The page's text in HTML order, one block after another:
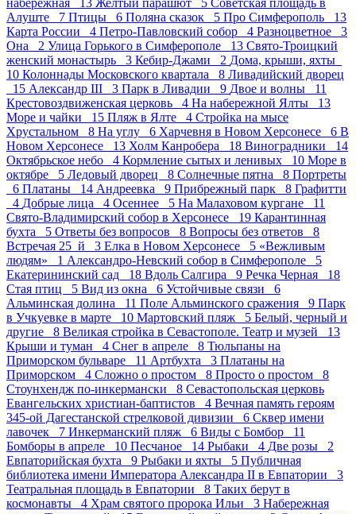
Алуште 7 Птицы 6 Поляна сказок 5 Про Симферополь 13
Карта России 4 Петро-Павловский собор 4 Разноцветное 3
Она 2 Улица Горького в Симферополе 13 Свято-Троицкий
женский монастырь 3 Кебир-Джами 2 Дома, крыши, яхты
10 Колоннады Московского квартала 8 Ливадийский дворец
15 Александр III 3 Парк в Ливадии 9 Двое и волны 11
Крестовоздвиженская церковь 4 На набережной Ялты 13
Море и чайки 15 Пляж в Ялте 4 Стройка на мысе
Хрустальном 8 На углу 6 Харчевня в Новом Херсонесе 6 В
Новом Херсонесе 13 Холм Канробера 18 Виноградники 14
Октябрьское небо 4 Кормление сытых и ленивых 10 Море в
октябре 5 Ледовый дворец 8 Солнечные пятна 8 Портреты
6 Платаны 14 Андреевка 9 Прибрежный парк 8 Графитти
4 Добрые лица 4 Осеннее 5 На Малаховом кургане 11
Свято-Владимирский собор в Херсонесе 19 Карантинная
бухта 5 Ответы без вопросов 8 Вопросы без ответов 8
Встречая 25_й 3 Елка в Новом Херсонесе 5 «Вежливым
людям» 1 Александро-Невский собор в Симферополе 5
Екатерининский сад 18 Вдоль Салгира 9 Речка Черная 18
Стая птиц 5 Вид из окна 6 Устойчивые связи 6
Альминская долина 11 Поле Альминского сражения 9 Парк
в Учкуевке в марте 10 Мартовский пляж 5 Белый, черный и
другие 8 Великая стройка в Севастополе. Театр и музей 13
Крыши и туман 4 Снег в апреле 8 Тюльпаны на
Приморском бульваре 11 Артбухта 3 Платаны на
Приморском 4 Сложно о простом 8 Просто о простом 8
Стоунхендж по-инкермански 8 Севастопольская церковь
Евангельских христиан-баптистов 4 Вечная память героям
345-ой Дагестанской стрелковой дивизии 6 Сквер имени
лавочек 7 Инкерманский пляж 6 Виды с Бомбор 11
Бомборы в апреле 10 Песчаное 14 Рыбаки 4 Две розы 2
Евпаторийская бухта 9 Рыбаки и яхты 5 Публичная
библиотека имени Императора Александра II в Евпатории 3
Театральная площадь в Евпатории 8 Таких берут в
космонавты 4 Храм святого пророка Ильи 3 Набережная